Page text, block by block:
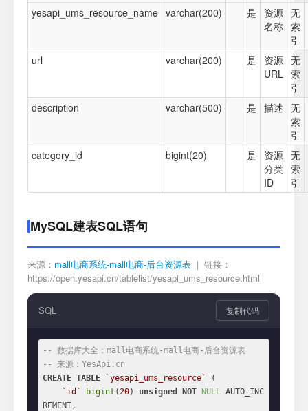
yesapi_ums_resource_name varchar(200) 是
资源
名称
无
索
引
url
varchar(200) 是
资源
URL
无
索
引
description
varchar(500) 是 描述 无
索
引
category_id
bigint(20) 是
资源
分类
ID
无
索
引
MySQL建表SQL语句
来源： mall电商系统-mall电商-后台资源表 | 链接：
https://open.yesapi.cn/tablelist/yesapi_ums_resource.html
SQL 复制代码
-- 数据库大全：mall电商系统-mall电商-后台资源表
-- 来源：YesApi.cn
CREATE TABLE `yesapi_ums_resource`
(
`id`
bigint (20) unsigned NOT NULL AUTO_INC
REMENT,